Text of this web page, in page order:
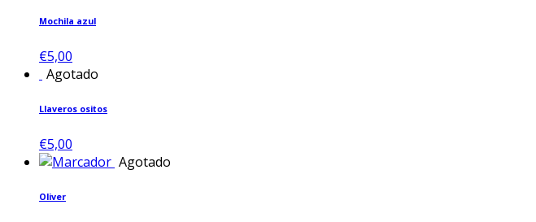
Mochila azul
€5,00
Agotado
Llaveros ositos
€5,00
Agotado
Oliver